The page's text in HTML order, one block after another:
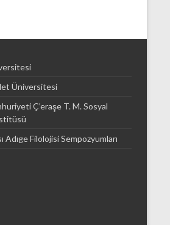
Üniversitesi
Ç’eraşe T. M. Sosyal
Adıge Filolojisi Sempozyumları